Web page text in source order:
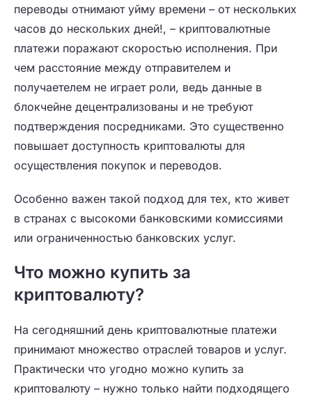
переводы отнимают уйму времени – от нескольких
часов до нескольких дней!, – криптовалютные
платежи поражают скоростью исполнения. При
чем расстояние между отправителем и
получаетелем не играет роли, ведь данные в
блокчейне децентрализованы и не требуют
подтверждения посредниками. Это существенно
повышает доступность криптовалюты для
осуществления покупок и переводов.
Особенно важен такой подход для тех, кто живет
в странах с высокоми банковскими комиссиями
или ограниченностью банковских услуг.
Что можно купить за
криптовалюту?
На сегодняшний день криптовалютные платежи
принимают множество отраслей товаров и услуг.
Практически что угодно можно купить за
криптовалюту – нужно только найти подходящего